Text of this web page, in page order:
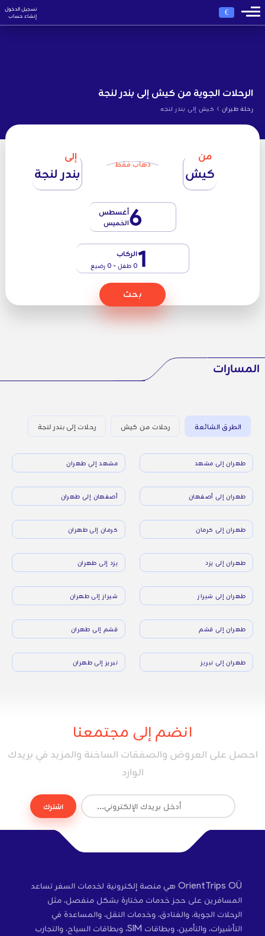
€
تسجيل الدخول
إنشاء حساب
الرحلات الجوية من كيش إلى بندر لنجة
رحلة طيران › كيش إلى بندر لنجه
من
كيش ذهاب فقط
إلى
بندر لنجة
6أغسطس
الخميس
1الركاب
0 طفل - 0 رضيع
بحث
المسارات
الطرق الشائعة رحلات من كيش رحلات إلى بندر لنجة
طهران إلى مشهد مشهد إلى طهران
طهران إلى أصفهان أصفهان إلى طهران
طهران إلى كرمان كرمان إلى طهران
طهران إلى يزد يزد إلى طهران
طهران إلى شيراز شيراز إلى طهران
طهران إلى قشم قشم إلى طهران
طهران إلى تبريز تبريز إلى طهران
انضم إلى مجتمعنا
احصل على العروض والصفقات الساخنة والمزيد في بريدك
الوارد
اشترك
OrientTrips OÜ هي منصة إلكترونية لخدمات السفر تساعد
المسافرين على حجز خدمات مختارة بشكل منفصل، مثل
الرحلات الجوية، والفنادق، وخدمات النقل، والمساعدة في
التأشيرات، والتأمين، وبطاقات SIM، وبطاقات السياح، والتجارب